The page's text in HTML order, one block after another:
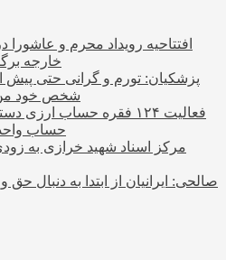
افتتاحیه رویداد محرم و عاشورا
خارجه
پزشکیان: تورم و گرانی حتی پیش
شخص خود
فعالیت ۱۲۴ فقره حساب
حساب
مرکز اسناد شهید خرازی به
صالحی: ایرانیان از ابتدا به دنبال حق